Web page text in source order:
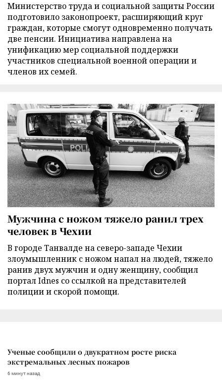
Министерство труда и социальной защиты России
подготовило законопроект, расширяющий круг
граждан, которые смогут одновременно получать
две пенсии. Инициатива направлена на
унификацию мер социальной поддержки
участников специальной военной операции и
членов их семей.
Мужчина с ножом тяжело ранил трех
человек в Чехии
В городе Танвалде на северо-западе Чехии
злоумышленник с ножом напал на людей, тяжело
ранив двух мужчин и одну женщину, сообщил
портал Idnes со ссылкой на представителей
полиции и скорой помощи.
Ученые сообщили о двукратном росте риска
экстремальных лесных пожаров
6 минут назад